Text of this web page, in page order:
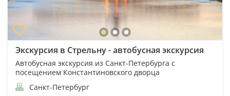
Экскурсия в Стрельну - автобусная экскурсия
Автобусная экскурсия из Санкт-Петербурга с
посещением Константиновского дворца
Санкт-Петербург